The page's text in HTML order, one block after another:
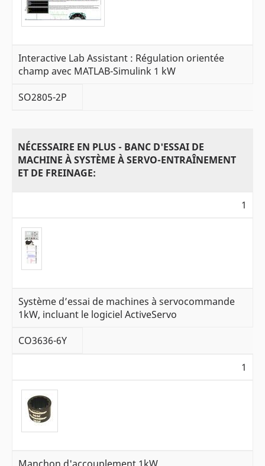
Interactive Lab Assistant : Régulation orientée
champ avec MATLAB-Simulink 1 kW
SO2805-2P
NÉCESSAIRE EN PLUS - BANC D'ESSAI DE
MACHINE À SYSTÈME À SERVO-ENTRAÎNEMENT
ET DE FREINAGE:
1
Système d’essai de machines à servocommande
1kW, incluant le logiciel ActiveServo
CO3636-6Y
1